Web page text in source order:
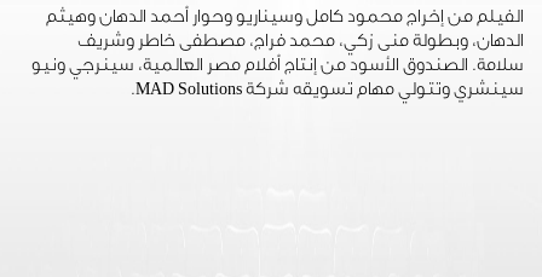
الفيلم من إخراج محمود كامل وسيناريو وحوار أحمد الدهان وهيثم
الدهان، وبطولة منى زكي، محمد فراج، مصطفى خاطر وشريف
سلامة. الصندوق الأسود من إنتاج أفلام مصر العالمية، سينرجي ونيو
سينشري وتتولي مهام تسويقه شركة MAD Solutions.